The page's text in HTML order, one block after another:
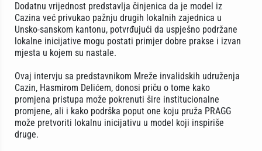
Dodatnu vrijednost predstavlja činjenica da je model iz
Cazina već privukao pažnju drugih lokalnih zajednica u
Unsko-sanskom kantonu, potvrđujući da uspješno podržane
lokalne inicijative mogu postati primjer dobre prakse i izvan
mjesta u kojem su nastale.
Ovaj intervju sa predstavnikom Mreže invalidskih udruženja
Cazin, Hasmirom Delićem, donosi priču o tome kako
promjena pristupa može pokrenuti šire institucionalne
promjene, ali i kako podrška poput one koju pruža PRAGG
može pretvoriti lokalnu inicijativu u model koji inspiriše
druge.